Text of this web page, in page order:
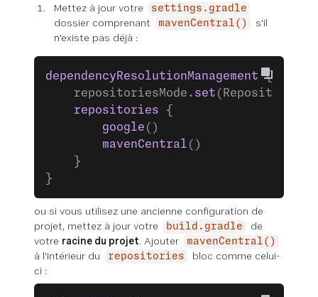
Mettez à jour votre
settings.gradle
dossier comprenant mavenCentral()
s'il
n'existe pas déjà :
dependencyResolutionManagement {
    repositoriesMode.
set
    repositories
{
        google
()
        mavenCentral
()
    }
}
ou si vous utilisez une ancienne configuration de
projet, mettez à jour votre
build.gradle
de
votre racine du projet. Ajouter mavenCentral()
à l'intérieur du repositories
bloc comme celui-
ci :